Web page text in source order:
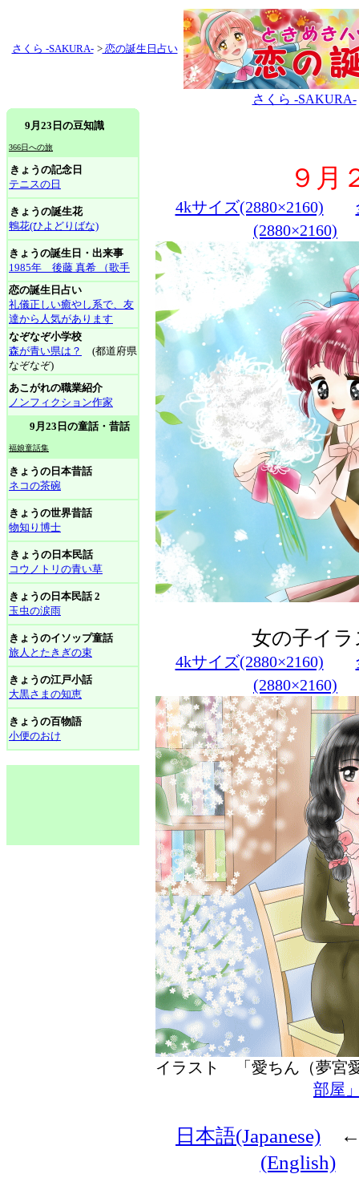
さくら -SAKURA- >恋の誕生日占い
さくら -SAKURA-
9月23日の豆知識
366日への旅
きょうの記念日
テニスの日
きょうの誕生花
鵯花(ひよどりばな)
きょうの誕生日・出来事
1985年 後藤 真希 （歌手
恋の誕生日占い
礼儀正しい癒やし系で、友
達から人気があります
なぞなぞ小学校
森が青い県は？
(都道府県
なぞなぞ)
あこがれの職業紹介
ノンフィクション作家
9月23日の童話・昔話
福娘童話集
きょうの日本昔話
ネコの茶碗
きょうの世界昔話
物知り博士
きょうの日本民話
コウノトリの青い草
きょうの日本民話 2
玉虫の涙雨
きょうのイソップ童話
旅人とたきぎの束
きょうの江戸小話
大黒さまの知恵
きょうの百物語
小便のおけ
９月
4kサイズ(2880×2160)
(2880×2160)
女の子イ
4kサイズ(2880×2160)
(2880×2160)
イラスト 「愛ちん（夢
部屋
日本語(Japanese)
(English)